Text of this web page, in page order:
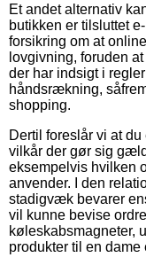
Et andet alternativ
butikken er tilsluttet
forsikring om at
lovgivning, foruden
der har indsigt i
håndsrækning,
shopping.
Dertil foreslår vi at
vilkår der gør sig
eksempelvis hvilken
anvender. I den
stadigvæk bevarer
vil kunne bevise
køleskabsmagneter,
produkter til en dame